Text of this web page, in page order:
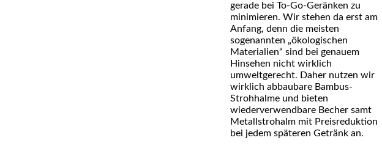
gerade bei To-Go-Geränken zu
minimieren. Wir stehen da erst am
Anfang, denn die meisten
sogenannten „ökologischen
Materialien“ sind bei genauem
Hinsehen nicht wirklich
umweltgerecht. Daher nutzen wir
wirklich abbaubare Bambus-
Strohhalme und bieten
wiederverwendbare Becher samt
Metallstrohalm mit Preisreduktion
bei jedem späteren Getränk an.